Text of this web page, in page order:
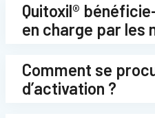
Quitoxil®
en charge par les
Comment se
d’activation ?